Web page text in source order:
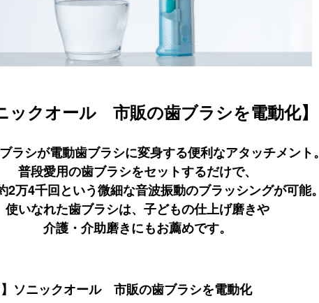
ックオール 市販の歯ブラシを電動化】
ラシが電動歯ブラシに変身する便利なアタッチメント。
普段愛用の歯ブラシをセットするだけで、
2万4千回という微細な音波振動のブラッシングが可能。
使いなれた歯ブラシは、子どもの仕上げ磨きや
介護・介助磨きにもお薦めです。
】ソニックオール 市販の歯ブラシを電動化